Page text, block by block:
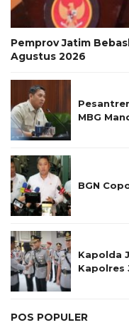
Pemprov Jatim
Agustus 2026
MBG
BGN
Kapolda
Kapolres
POS POPULER